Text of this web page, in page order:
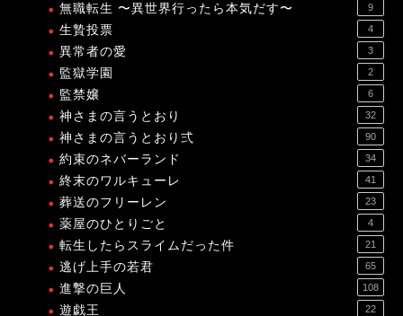
無職転生 〜異世界行ったら本気だす〜 9
生贄投票 4
異常者の愛 3
監獄学園 2
監禁嬢 6
神さまの言うとおり 32
神さまの言うとおり弍 90
約束のネバーランド 34
終末のワルキューレ 41
葬送のフリーレン 23
薬屋のひとりごと 4
転生したらスライムだった件 21
逃げ上手の若君 65
進撃の巨人 108
遊戯王 22